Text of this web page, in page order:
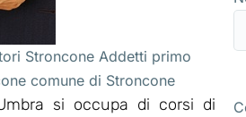
Stroncone Addetti primo
comune di Stroncone
si occupa di corsi di